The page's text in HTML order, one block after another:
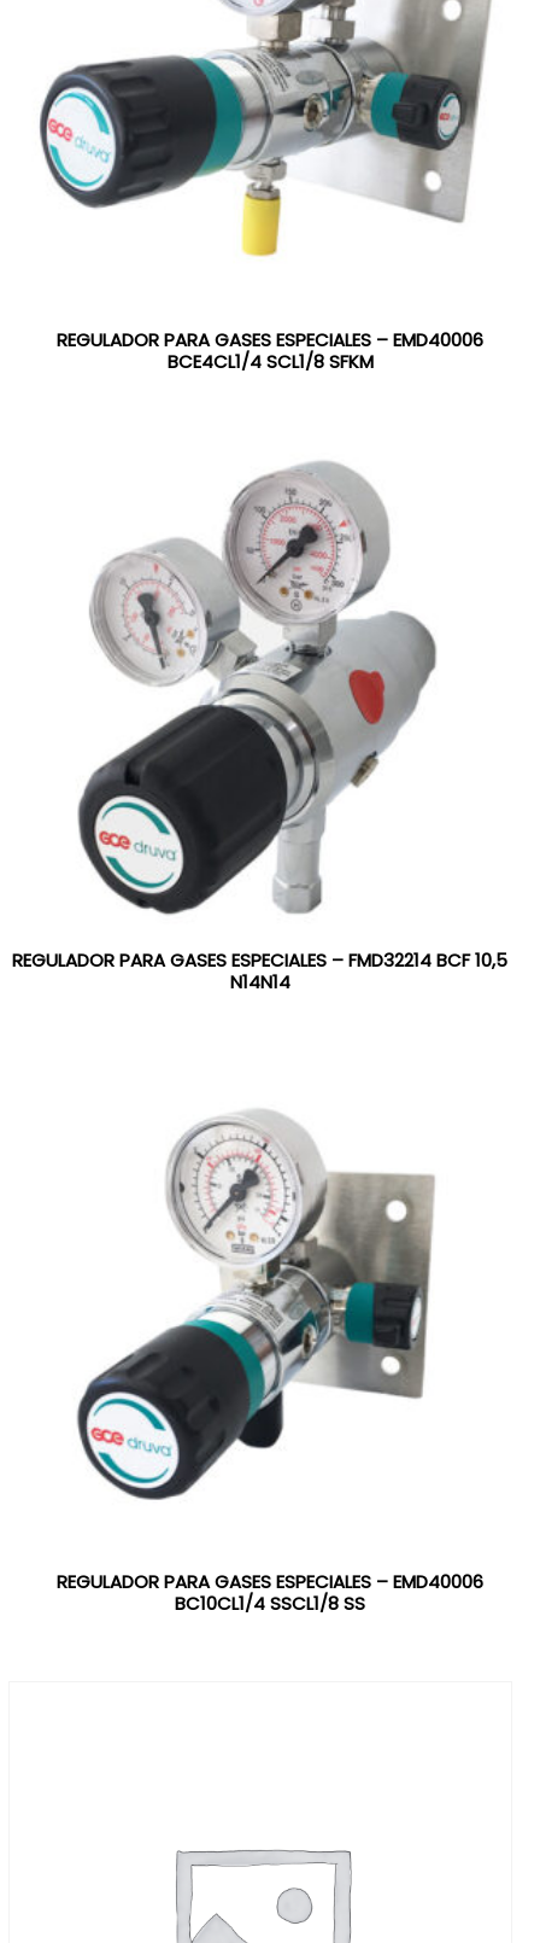
REGULADOR PARA GASES ESPECIALES – EMD40006
BCE4CL1/4 SCL1/8 SFKM
REGULADOR PARA GASES ESPECIALES – FMD32214 BCF 10,5
N14N14
REGULADOR PARA GASES ESPECIALES – EMD40006
BC10CL1/4 SSCL1/8 SS